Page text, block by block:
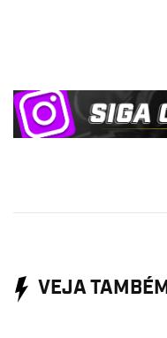
VEJA TAMBÉM